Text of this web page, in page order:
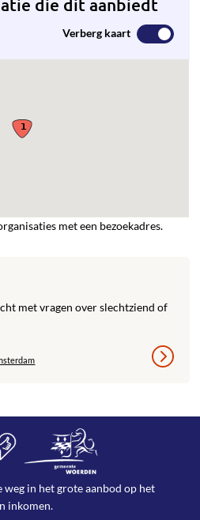
die dit aanbiedt
Verberg kaart
met een bezoekadres.
met vragen over slechtziend of
in het grote aanbod op het
inkomen.